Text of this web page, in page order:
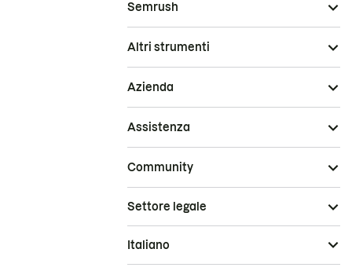
Semrush
Altri strumenti
Azienda
Assistenza
Community
Settore legale
Italiano